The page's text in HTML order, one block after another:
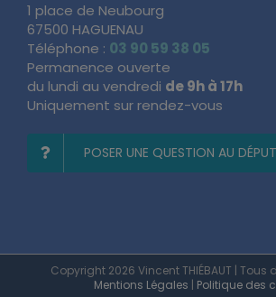
1 place de Neubourg
67500 HAGUENAU
Téléphone : 03 90 59 38 05
Permanence ouverte
du lundi au vendredi de 9h à 17h
Uniquement sur rendez-vous
POSER UNE QUESTION AU
Copyright 2026 Vincent THIÉBAUT | Tous
Mentions Légales | Politique des